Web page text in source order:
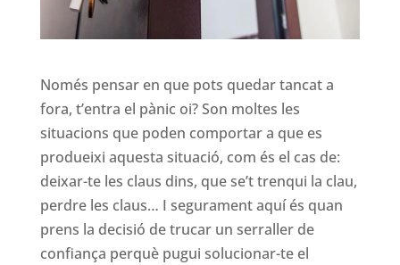
Només pensar en que pots quedar tancat a
fora, t’entra el pànic oi? Son moltes les
situacions que poden comportar a que es
produeixi aquesta situació, com és el cas de:
deixar-te les claus dins, que se’t trenqui la clau,
perdre les claus… I segurament aquí és quan
prens la decisió de trucar un serraller de
confiança perquè pugui solucionar-te el